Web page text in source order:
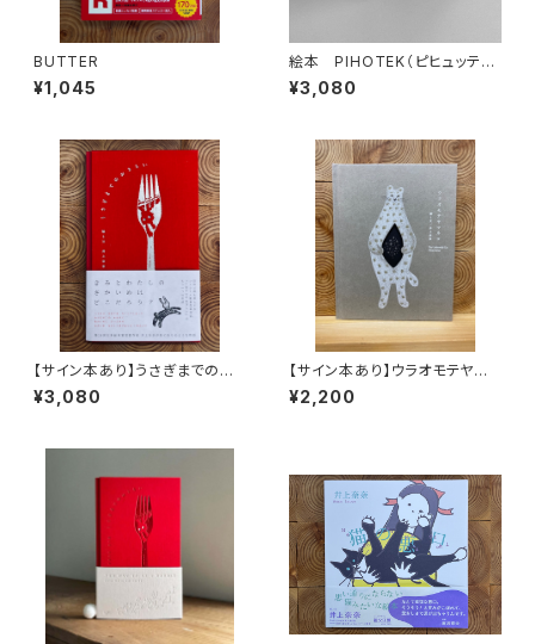
BUTTER
¥1,045
絵本 PIHOTEK（ピヒュッティ）
北極を風と歩く
¥3,080
【サイン本あり】うさぎまでのお
さらい［通常版］
¥3,080
【サイン本あり】ウラオモテヤマ
ネコ
¥2,200